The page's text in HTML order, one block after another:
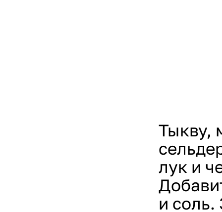
Тыкву,
лук и
и соль.